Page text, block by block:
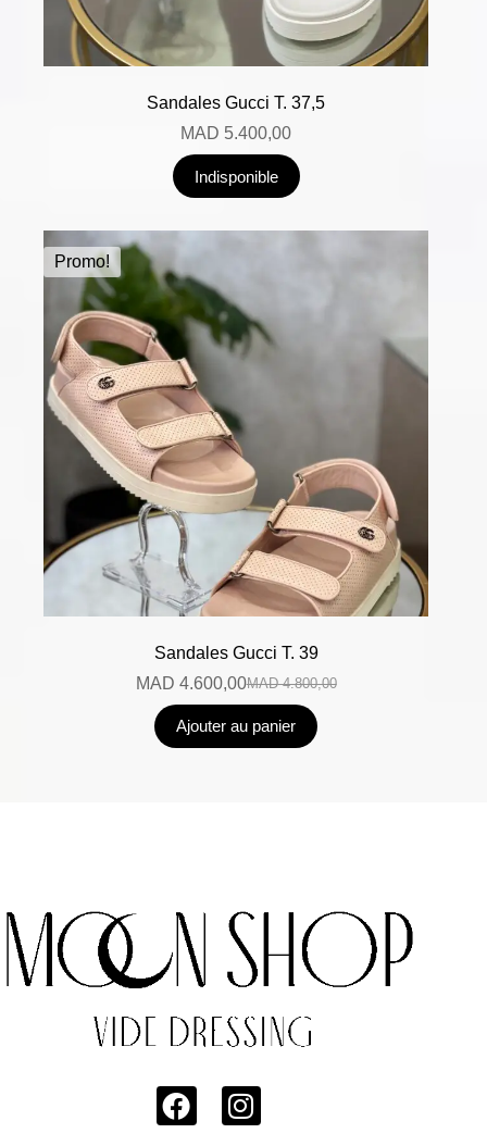
Sandales Gucci T. 37,5
MAD 5.400,00
Indisponible
Promo!
Sandales Gucci T. 39
MAD4.800,00
MAD 4.600,00
Ajouter au panier